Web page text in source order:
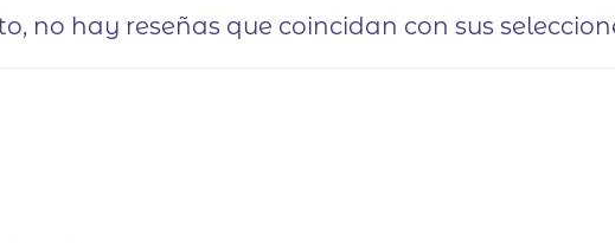
no hay reseñas que coincidan con sus